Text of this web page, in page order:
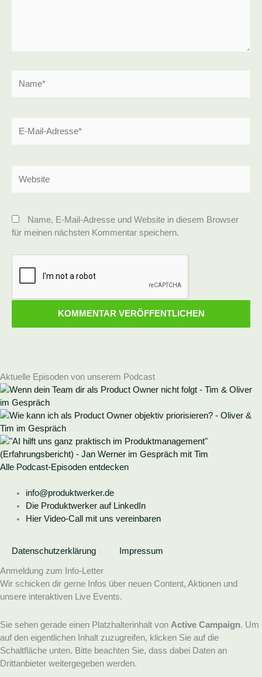
Mail-
Name, E-Mail-Adresse und Website in diesem Browser
für meinen nächsten Kommentar speichern.
Aktuelle Episoden von unserem Podcast
Alle Podcast-Episoden entdecken
info@produktwerker.de
Die Produktwerker auf LinkedIn
Hier Video-Call mit uns vereinbaren
Datenschutzerklärung Impressum
Anmeldung zum Info-Letter
Wir schicken dir gerne Infos über neuen Content, Aktionen und
unsere interaktiven Live Events.
Sie sehen gerade einen Platzhalterinhalt von Active Campaign. Um
auf den eigentlichen Inhalt zuzugreifen, klicken Sie auf die
Schaltfläche unten. Bitte beachten Sie, dass dabei Daten an
Drittanbieter weitergegeben werden.